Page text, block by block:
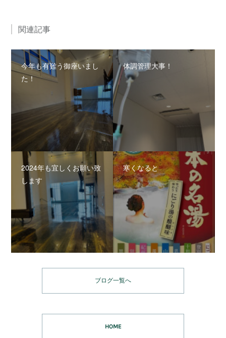
関連記事
今年も有難う御座いまし
た！
体調管理大事！
2024年も宜しくお願い致
します
寒くなると
ブログ一覧へ
HOME